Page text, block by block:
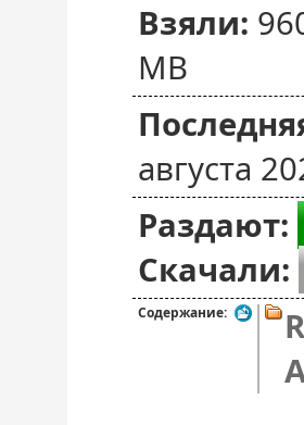
Взяли:
MB
августа
Раздают:
Скачали:
Содержание: